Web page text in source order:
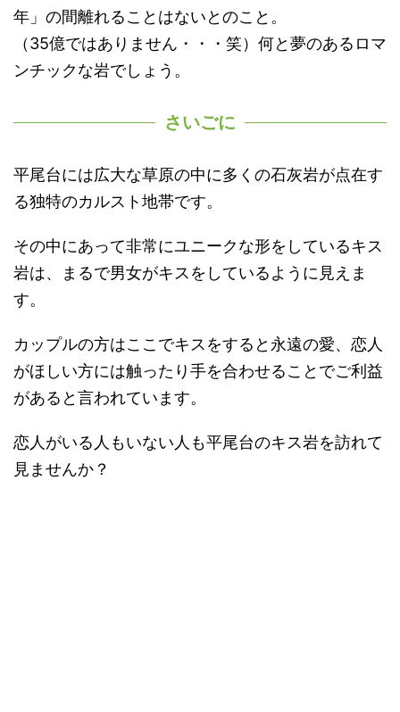
年」の間離れることはないとのこと。
（35億ではありません・・・笑）何と夢のあるロマ
ンチックな岩でしょう。
さいごに
平尾台には広大な草原の中に多くの石灰岩が点在す
る独特のカルスト地帯です。
その中にあって非常にユニークな形をしているキス
岩は、まるで男女がキスをしているように見えま
す。
カップルの方はここでキスをすると永遠の愛、恋人
がほしい方には触ったり手を合わせることでご利益
があると言われています。
恋人がいる人もいない人も平尾台のキス岩を訪れて
見ませんか？